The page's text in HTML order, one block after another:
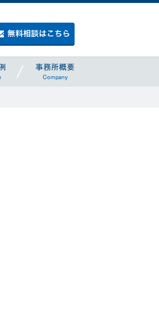
でのご相談はこちら
相談事例
Example
事務所概要